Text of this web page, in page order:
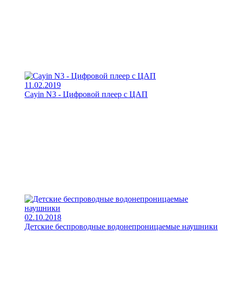
11.02.2019
Cayin N3 - Цифровой плеер с ЦАП
02.10.2018
Детские беспроводные водонепроницаемые наушники